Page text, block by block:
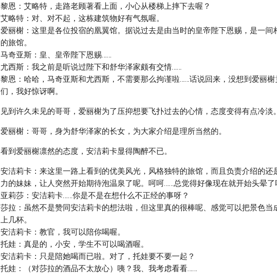
黎恩：艾略特，走路老顾著看上面，小心从楼梯上摔下去喔？
艾略特：对、对不起，这栋建筑物好有气氛喔。
爱丽榭：这里是各位投宿的凰翼馆。据说过去是由当时的皇帝陛下恩赐，是一间
的旅馆。
马奇亚斯：皇、皇帝陛下恩赐……
尤西斯：我之前是听说过陛下和舒华泽家颇有交情……
黎恩：哈哈，马奇亚斯和尤西斯，不需要那么拘谨啦……话说回来，没想到爱丽
们，我好惊讶啊。
见到许久未见的哥哥，爱丽榭为了压抑想要飞扑过去的心情，态度变得有点冷淡。
爱丽榭：哥哥，身为舒华泽家的长女，为大家介绍是理所当然的。
看到爱丽榭凛然的态度，安洁莉卡显得陶醉不已。
安洁莉卡：来这里一路上看到的优美风光，风格独特的旅馆，而且负责介绍的还
力的妹妹，让人突然开始期待泡温泉了呢。呵呵……总觉得好像现在就开始头晕了
亚莉莎：安洁莉卡……你是不是在想什么不正经的事呀？
莎拉：虽然不是赞同安洁莉卡的想法啦，但这里真的很棒呢、感觉可以把景色当
上几杯。
安洁莉卡：教官，我可以陪你喝喔。
托娃：真是的，小安，学生不可以喝酒喔。
安洁莉卡：只是陪她喝而已啦。对了，托娃要不要一起？
托娃：（对莎拉的酒品不太放心）咦？我、我考虑看看……